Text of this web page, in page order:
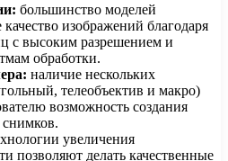
большинство моделей
изображений благодаря
с высоким разрешением и
обработки.
наличие нескольких
телеобъектив и макро)
возможность создания
снимков.
увеличения
позволяют делать качественные